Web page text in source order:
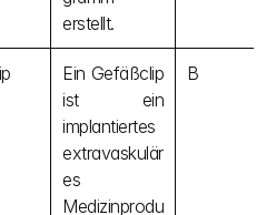
erstellt.
Ein Gefäßclip
ist ein
implantiertes
extravaskulär
es
Medizinprodu
B